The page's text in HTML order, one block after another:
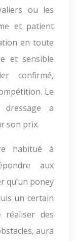
ou les
et patient
en toute
et sensible
confirmé,
Le
a
son prix.
habitué à
aux
qu’un poney
un certain
réaliser des
aura